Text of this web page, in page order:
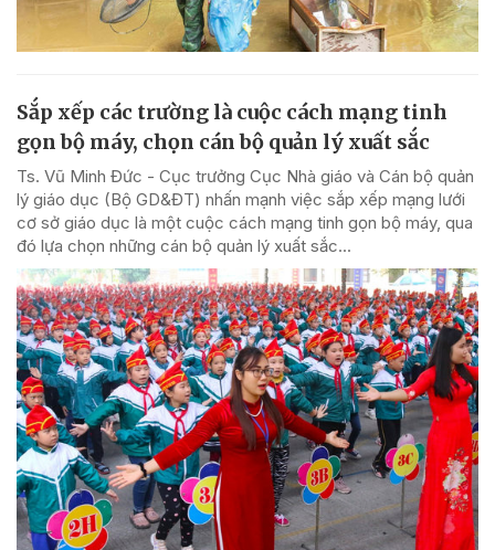
Sắp xếp các trường là cuộc cách mạng tinh
gọn bộ máy, chọn cán bộ quản lý xuất sắc
Ts. Vũ Minh Đức - Cục trưởng Cục Nhà giáo và Cán bộ quản
lý giáo dục (Bộ GD&ĐT) nhấn mạnh việc sắp xếp mạng lưới
cơ sở giáo dục là một cuộc cách mạng tinh gọn bộ máy, qua
đó lựa chọn những cán bộ quản lý xuất sắc...